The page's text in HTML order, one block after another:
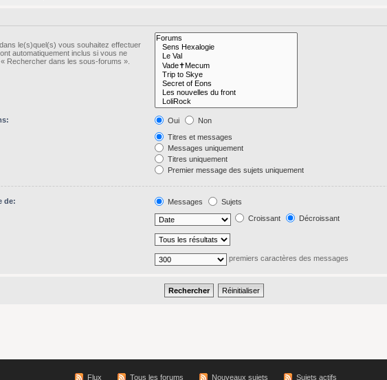
le(s)quel(s) vous souhaitez effectuer
automatiquement inclus si vous ne
Rechercher dans les sous-forums ».
Oui
Non
Titres et messages
Messages uniquement
Titres uniquement
Premier message des sujets uniquement
de: Messages
Sujets
Croissant Décroissant
premiers caractères des messages
Flux Tous les forums Nouveaux sujets Sujets actifs